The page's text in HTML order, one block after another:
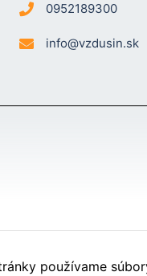
0952189300
info@vzdusin.sk
používame